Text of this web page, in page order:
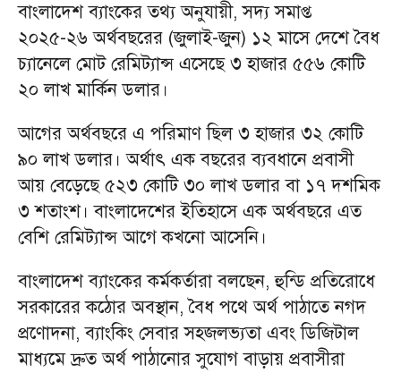
বাংলাদেশ ব্যাংকের তথ্য অনুযায়ী, সদ্য সমাপ্ত
২০২৫-২৬ অর্থবছরের (জুলাই-জুন) ১২ মাসে দেশে বৈধ
চ্যানেলে মোট রেমিট্যান্স এসেছে ৩ হাজার ৫৫৬ কোটি
২০ লাখ মার্কিন ডলার।
আগের অর্থবছরে এ পরিমাণ ছিল ৩ হাজার ৩২ কোটি
৯০ লাখ ডলার। অর্থাৎ এক বছরের ব্যবধানে প্রবাসী
আয় বেড়েছে ৫২৩ কোটি ৩০ লাখ ডলার বা ১৭ দশমিক
৩ শতাংশ। বাংলাদেশের ইতিহাসে এক অর্থবছরে এত
বেশি রেমিট্যান্স আগে কখনো আসেনি।
বাংলাদেশ ব্যাংকের কর্মকর্তারা বলছেন, হুন্ডি প্রতিরোধে
সরকারের কঠোর অবস্থান, বৈধ পথে অর্থ পাঠাতে নগদ
প্রণোদনা, ব্যাংকিং সেবার সহজলভ্যতা এবং ডিজিটাল
মাধ্যমে দ্রুত অর্থ পাঠানোর সুযোগ বাড়ায় প্রবাসীরা